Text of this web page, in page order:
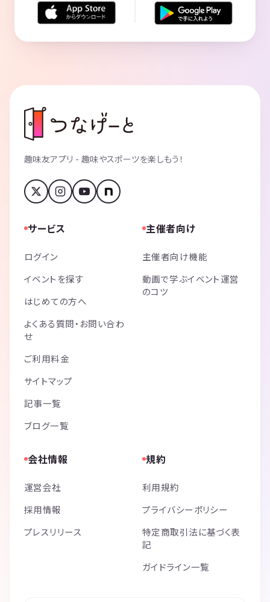
趣味友アプリ - 趣味やスポーツを楽しもう！
サービス
ログイン
イベントを探す
はじめての方へ
よくある質問・お問い合わ
せ
ご利用料金
サイトマップ
記事一覧
ブログ一覧
主催者向け
主催者向け機能
動画で学ぶイベント運営
のコツ
会社情報
運営会社
採用情報
プレスリリース
規約
利用規約
プライバシーポリシー
特定商取引法に基づく表
記
ガイドライン一覧